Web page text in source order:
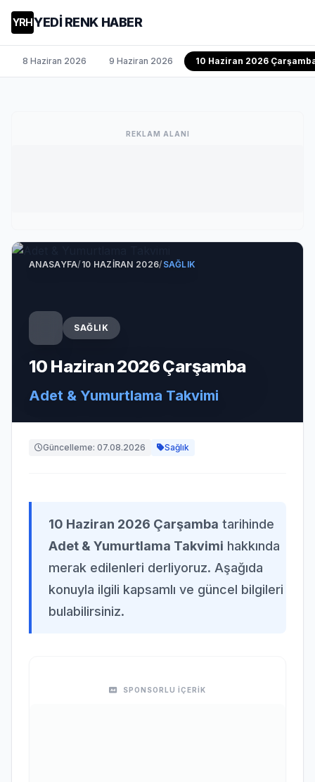
YRHYEDİ RENK HABER
8 Haziran 2026 9 Haziran 2026 10 Haziran 2026
REKLAM ALANI
ANASAYFA/10 HAZIRAN 2026/SAĞLIK
SAĞLIK
10 Haziran 2026 Çarşamba
Adet & Yumurtlama Takvimi
Güncelleme: 07.08.2026 Sağlık
10 Haziran 2026 Çarşamba tarihinde
Adet & Yumurtlama Takvimi hakkında
merak edilenleri derliyoruz. Aşağıda
konuyla ilgili kapsamlı ve güncel bilgileri
bulabilirsiniz.
SPONSORLU İÇERİK